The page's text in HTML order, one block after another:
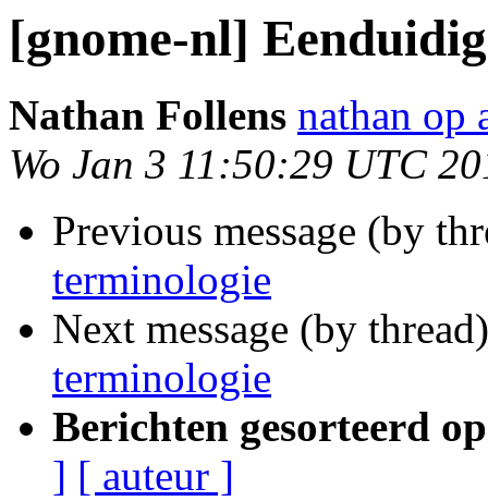
[gnome-nl]
Nathan Follens nathan op
Wo Jan 3 11:50:29 UTC
Previous message (by
terminologie
Next message (by
terminologie
Berichten gesorteerd
] [ auteur ]